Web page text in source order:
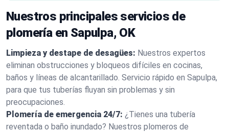
Nuestros principales servicios de
plomería en Sapulpa, OK
Limpieza y destape de desagües: Nuestros expertos
eliminan obstrucciones y bloqueos difíciles en cocinas,
baños y líneas de alcantarillado. Servicio rápido en Sapulpa,
para que tus tuberías fluyan sin problemas y sin
preocupaciones.
Plomería de emergencia 24/7: ¿Tienes una tubería
reventada o baño inundado? Nuestros plomeros de